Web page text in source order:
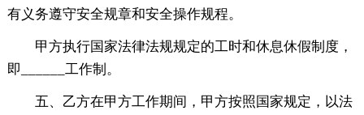
有义务遵守安全规章和安全操作规程。
甲方执行国家法律法规规定的工时和休息休假制度，
即______工作制。
五、乙方在甲方工作期间，甲方按照国家规定，以法